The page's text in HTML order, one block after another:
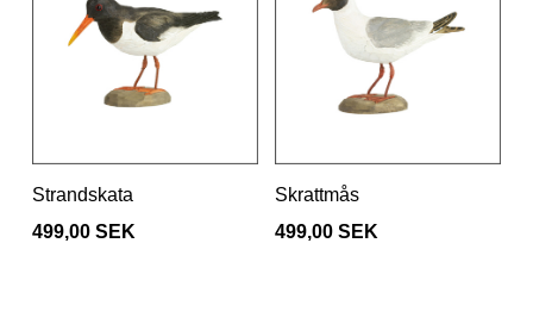
Strandskata
499,00 SEK
Skrattmås
499,00 SEK